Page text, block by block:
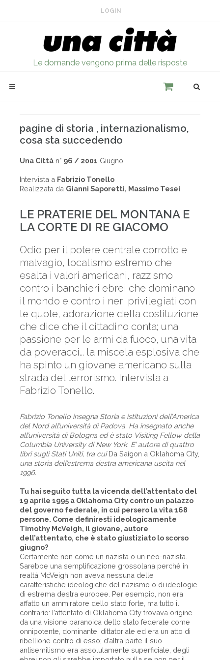
LOGIN
Le domande vengono prima delle risposte
pagine di storia , internazionalismo,
cosa sta succedendo
Una Città n° 96 / 2001 Giugno
Intervista a Fabrizio Tonello
Realizzata da Gianni Saporetti, Massimo Tesei
LE PRATERIE DEL MONTANA E
LA CORTE DI RE GIACOMO
Odio per il potere centrale corrotto e
malvagio, localismo estremo che
esalta i valori americani, razzismo
contro i banchieri ebrei che dominano
il mondo e contro i neri privilegiati con
le quote, adorazione della costituzione
che dice che il cittadino conta; una
passione per le armi da fuoco, una vita
da poveracci... la miscela esplosiva che
ha spinto un giovane americano sulla
strada del terrorismo. Intervista a
Fabrizio Tonello.
Fabrizio Tonello insegna Storia e istituzioni dell’America
del Nord all’università di Padova. Ha insegnato anche
all’università di Bologna ed è stato Visiting Fellow della
Columbia University di New York. E’ autore di quattro
libri sugli Stati Uniti, tra cuiDa Saigon a Oklahoma City,
una storia dell’estrema destra americana uscita nel
1996.
Tu hai seguito tutta la vicenda dell’attentato del
19 aprile 1995 a Oklahoma City contro un palazzo
del governo federale, in cui persero la vita 168
persone. Come definiresti ideologicamente
Timothy McVeigh, il giovane, autore
dell’attentato, che è stato giustiziato lo scorso
giugno?
Certamente non come un nazista o un neo-nazista.
Sarebbe una semplificazione grossolana perché in
realtà McVeigh non aveva nessuna delle
caratteristiche ideologiche del nazismo o di ideologie
di estrema destra europee. Per esempio, non era
affatto un ammiratore dello stato forte, ma tutto il
contrario: l’attentato di Oklahoma City trovava origine
da una visione paranoica dello stato federale come
onnipotente, dominante, dittatoriale ed era un atto di
ribellione contro di esso; d’altra parte il suo
antisemitismo era assolutamente superficiale, degli